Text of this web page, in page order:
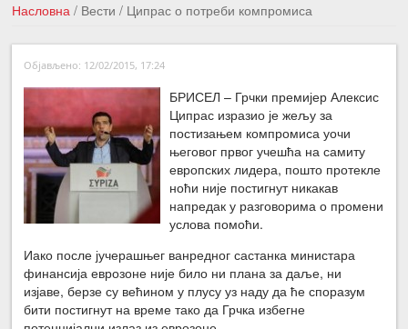
Насловна / Вести/ Ципрас о потреби компромиса
←Претходна вест
Следећа вест →
Објављено: 12/02/2015, 17:24
БРИСЕЛ – Грчки премијер Алексис
Ципрас изразио је жељу за
постизањем компромиса уочи
његовог првог учешћа на самиту
европских лидера, пошто протекле
ноћи није постигнут никакав
напредак у разговорима о промени
услова помоћи.
Иако после јучерашњег ванредног састанка министара
финансија еврозоне није било ни плана за даље, ни
изјаве, берзе су већином у плусу уз наду да ће споразум
бити постигнут на време тако да Грчка избегне